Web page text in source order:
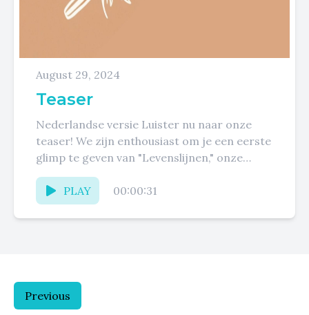
August 29, 2024
Teaser
Nederlandse versie Luister nu naar onze
teaser! We zijn enthousiast om je een eerste
glimp te geven van "Levenslijnen," onze
gloednieuwe podcast waarin we...
PLAY
00:00:31
Previous